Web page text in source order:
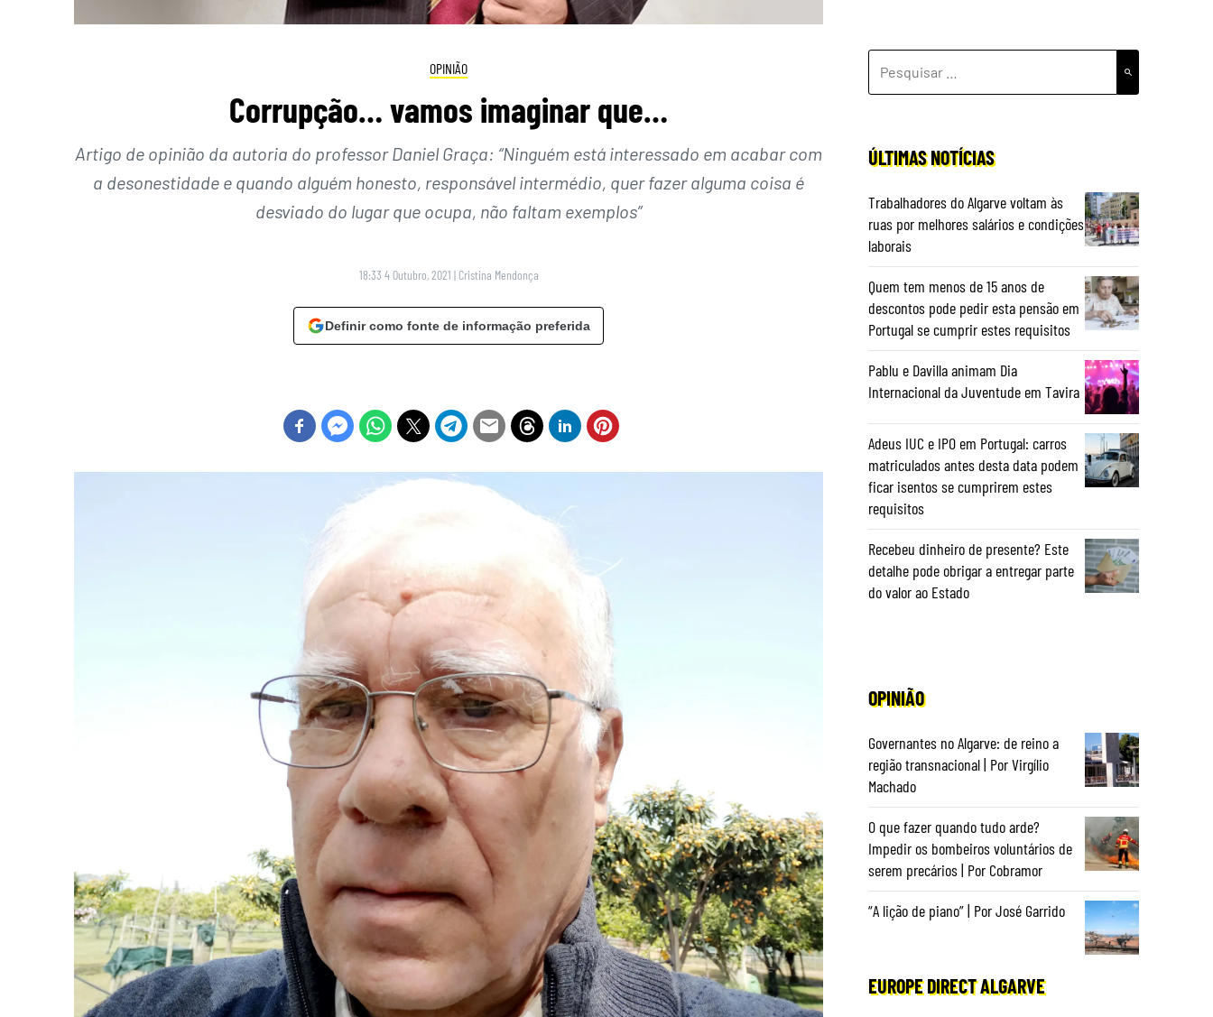
OPINIÃO
Corrupção… vamos imaginar que…
Artigo de opinião da autoria do professor Daniel Graça: “Ninguém está interessado em acabar com
a desonestidade e quando alguém honesto, responsável intermédio, quer fazer alguma coisa é
desviado do lugar que ocupa, não faltam exemplos”
18:33 4 Outubro, 2021 | Cristina Mendonça
Definir como fonte de informação preferida
POR:
ÚLTIMAS NOTÍCIAS
Trabalhadores do Algarve voltam às
ruas por melhores salários e condições
laborais
Quem tem menos de 15 anos de
descontos pode pedir esta pensão em
Portugal se cumprir estes requisitos
Pablu e Davilla animam Dia
Internacional da Juventude em Tavira
Adeus IUC e IPO em Portugal: carros
matriculados antes desta data podem
ficar isentos se cumprirem estes
requisitos
Recebeu dinheiro de presente? Este
detalhe pode obrigar a entregar parte
do valor ao Estado
OPINIÃO
Governantes no Algarve: de reino a
região transnacional | Por Virgílio
Machado
O que fazer quando tudo arde?
Impedir os bombeiros voluntários de
serem precários | Por Cobramor
“A lição de piano” | Por José Garrido
EUROPE DIRECT ALGARVE